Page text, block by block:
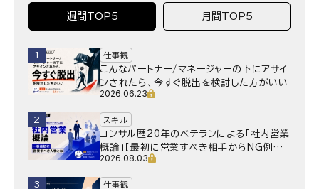
週間TOP5 月間TOP5
1 仕事観
こんなパートナー/マネージャーの下にアサイ
ンされたら、今すぐ脱出を検討した方がいい
2026.06.23
2 スキル
コンサル歴20年のベテランによる「社内営業
概論」【最初に営業すべき相手からNG例ま
で】
2026.08.03
3 仕事観